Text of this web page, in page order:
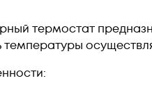
термостат
температуры